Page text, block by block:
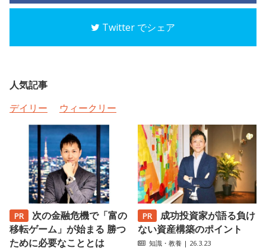
Twitter でシェア
人気記事
デイリー
ウィークリー
次の金融危機で「富の
移転ゲーム」が始まる 勝つ
ために必要なこととは
成功投資家が語る負け
ない資産構築のポイント
知識・教養 | 26.3.23